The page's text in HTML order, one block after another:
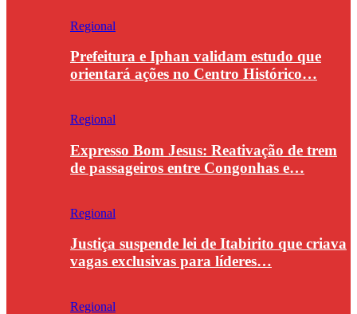
Regional
Prefeitura e Iphan validam estudo que
orientará ações no Centro Histórico…
Regional
Expresso Bom Jesus: Reativação de trem
de passageiros entre Congonhas e…
Regional
Justiça suspende lei de Itabirito que criava
vagas exclusivas para líderes…
Regional